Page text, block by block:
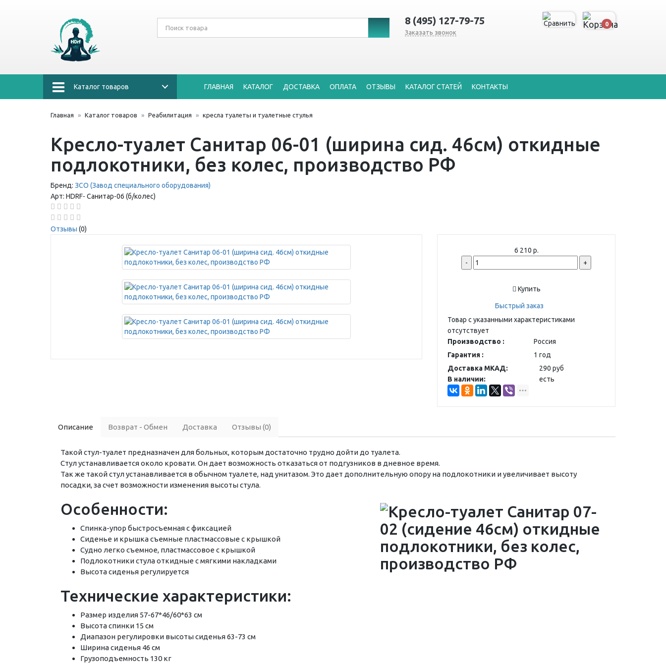
8 (495) 127-79-75
Заказать звонок
0
Каталог товаров ГЛАВНАЯ КАТАЛОГ ДОСТАВКА ОПЛАТА ОТЗЫВЫ КАТАЛОГ СТАТЕЙ КОНТАКТЫ
Главная Каталог товаров Реабилитация кресла туалеты и туалетные стулья
Кресло-туалет Санитар 06-01 (ширина сид. 46см) откидные
подлокотники, без колес, производство РФ
Бренд: ЗСО (Завод специального оборудования)
Арт: HDRF- Санитар-06 (б/колес)
Отзывы (0)
6 210 р.
-
+
Купить
Быстрый заказ
Товар с указанными характеристиками
отсутствует
Производство :
Россия
Гарантия :
1 год
Доставка МКАД:
290 руб
В наличии:
есть
Описание Возврат - Обмен Доставка Отзывы (0)
Такой стул-туалет предназначен для больных, которым достаточно трудно дойти до туалета.
Стул устанавливается около кровати. Он дает возможность отказаться от подгузников в дневное время.
Так же такой стул устанавливается в обычном туалете, над унитазом. Это дает дополнительную опору на подлокотники и увеличивает высоту
посадки, за счет возможности изменения высоты стула.
Особенности:
Спинка-упор быстросъемная с фиксацией
Сиденье и крышка съемные пластмассовые с крышкой
Судно легко съемное, пластмассовое с крышкой
Подлокотники стула откидные с мягкими накладками
Высота сиденья регулируется
Технические характеристики:
Размер изделия 57-67*46/60*63 см
Высота спинки 15 см
Диапазон регулировки высоты сиденья 63-73 см
Ширина сиденья 46 см
Грузоподъемность 130 кг